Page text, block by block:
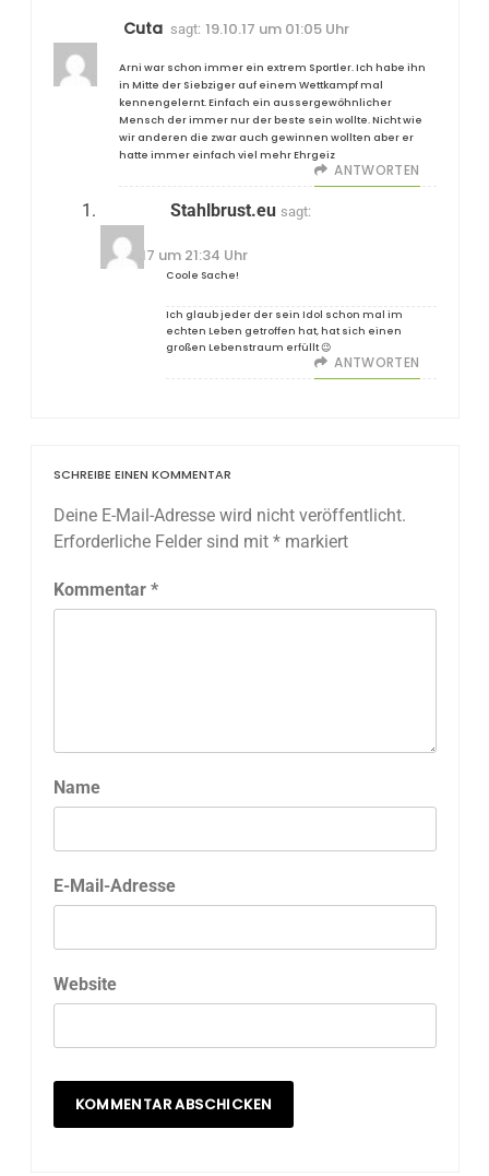
Cuta sagt: 19.10.17 um 01:05 Uhr
Arni war schon immer ein extrem Sportler. Ich habe ihn
in Mitte der Siebziger auf einem Wettkampf mal
kennengelernt. Einfach ein aussergewöhnlicher
Mensch der immer nur der beste sein wollte. Nicht wie
wir anderen die zwar auch gewinnen wollten aber er
hatte immer einfach viel mehr Ehrgeiz
ANTWORTEN
Stahlbrust.eu sagt:
20.10.17 um 21:34 Uhr
Coole Sache!
Ich glaub jeder der sein Idol schon mal im
echten Leben getroffen hat, hat sich einen
großen Lebenstraum erfüllt 😉
ANTWORTEN
SCHREIBE EINEN KOMMENTAR
Deine E-Mail-Adresse wird nicht veröffentlicht.
Erforderliche Felder sind mit *markiert
Kommentar *
Name
E-Mail-Adresse
Website